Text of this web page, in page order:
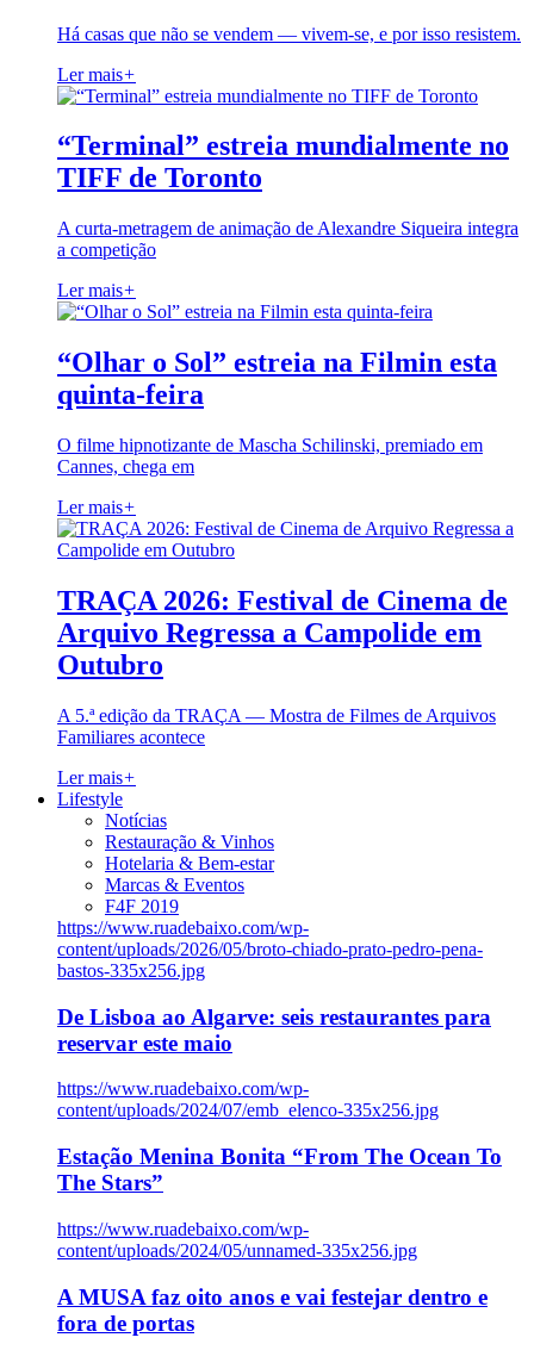
Há casas que não se vendem — vivem-se, e por isso resistem.
Ler mais+
“Terminal” estreia mundialmente no
TIFF de Toronto
A curta-metragem de animação de Alexandre Siqueira integra
a competição
Ler mais+
“Olhar o Sol” estreia na Filmin esta
quinta-feira
O filme hipnotizante de Mascha Schilinski, premiado em
Cannes, chega em
Ler mais+
TRAÇA 2026: Festival de Cinema de
Arquivo Regressa a Campolide em
Outubro
A 5.ª edição da TRAÇA — Mostra de Filmes de Arquivos
Familiares acontece
Ler mais+
Lifestyle
Notícias
Restauração & Vinhos
Hotelaria & Bem-estar
Marcas & Eventos
F4F 2019
https://www.ruadebaixo.com/wp-
content/uploads/2026/05/broto-chiado-prato-pedro-pena-
bastos-335x256.jpg
De Lisboa ao Algarve: seis restaurantes para
reservar este maio
https://www.ruadebaixo.com/wp-
content/uploads/2024/07/emb_elenco-335x256.jpg
Estação Menina Bonita “From The Ocean To
The Stars”
https://www.ruadebaixo.com/wp-
content/uploads/2024/05/unnamed-335x256.jpg
A MUSA faz oito anos e vai festejar dentro e
fora de portas